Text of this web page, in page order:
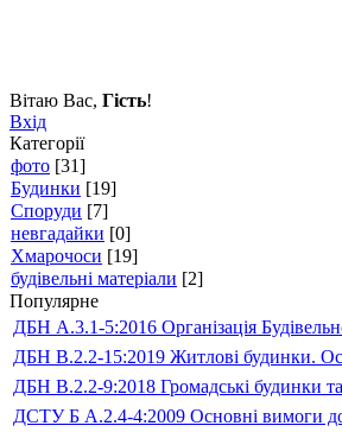
Вітаю Вас, Гість!
Вхід
Категорії
фото [31]
Будинки [19]
Споруди [7]
невгадайки [0]
Хмарочоси [19]
будівельні матеріали [2]
Популярне
ДБН А.3.1-5:2016 Організація
ДБН В.2.2-15:2019 Житлові будинки.
ДБН В.2.2-9:2018 Громадські будинки
ДСТУ Б А.2.4-4:2009 Основні вимоги до